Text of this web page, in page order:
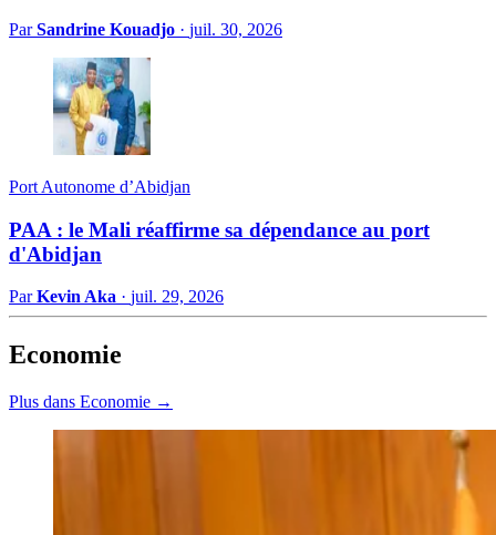
ParSandrine Kouadjo · juil. 30, 2026
Port Autonome d’Abidjan
PAA : le Mali réaffirme sa dépendance au port
d'Abidjan
ParKevin Aka · juil. 29, 2026
Economie
Plus dans Economie →